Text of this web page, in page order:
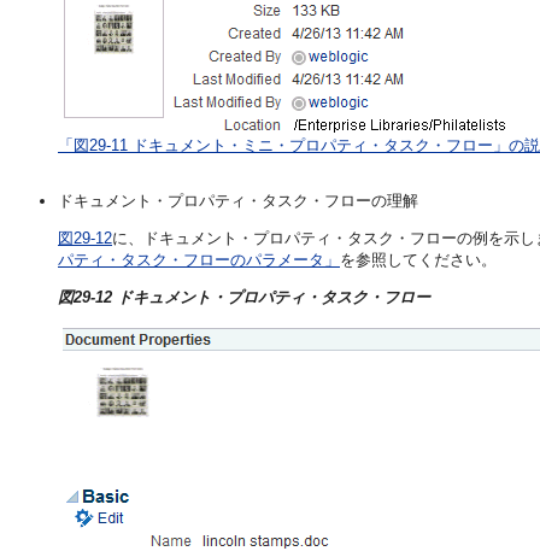
「図29-11 ドキュメント・ミニ・プロパティ・タスク・フロー」の
ドキュメント・プロパティ・タスク・フローの理解
図29-12に、ドキュメント・プロパティ・タスク・フローの例を示
パティ・タスク・フローのパラメータ」 を参照してください。
図29-12 ドキュメント・プロパティ・タスク・フロー